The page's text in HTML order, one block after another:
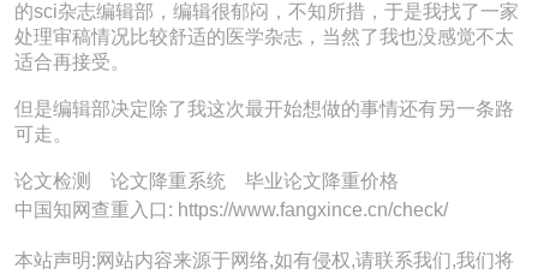
的sci杂志编辑部，编辑很郁闷，不知所措，于是我找了一家
处理审稿情况比较舒适的医学杂志，当然了我也没感觉不太
适合再接受。
但是编辑部决定除了我这次最开始想做的事情还有另一条路
可走。
论文检测 论文降重系统 毕业论文降重价格
中国知网查重入口: https://www.fangxince.cn/check/
本站声明:网站内容来源于网络,如有侵权,请联系我们,我们将